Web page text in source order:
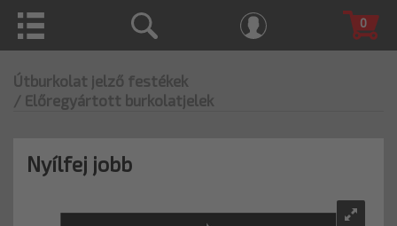
0
Útburkolat jelző festékek
/ Előregyártott burkolatjelek
Nyílfej jobb